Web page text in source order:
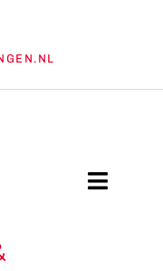
Toggle